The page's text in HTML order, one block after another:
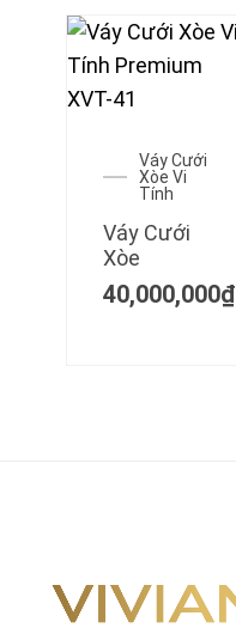
Váy Cưới
Xòe Vi
Tính
Váy Cưới
Xòe
40,000,000₫